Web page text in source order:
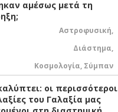
αμέσως μετά τη
Αστροφυσική,
Διάστημα,
Κοσμολογία, Σύμπαν
οι περισσότεροι
του Γαλαξία μας